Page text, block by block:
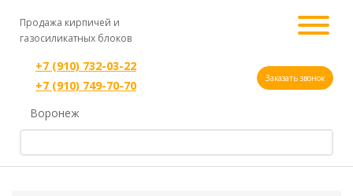
Продажа кирпичей и
газосиликатных блоков
+7 (910) 732-03-22
+7 (910) 749-70-70
Заказать звонок
Воронеж